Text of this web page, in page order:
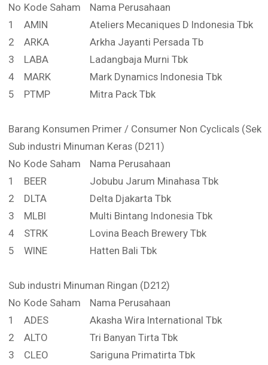
No Kode Saham
Nama Perusahaan
1
AMIN
Ateliers Mecaniques D Indonesia Tbk
2
ARKA
Arkha Jayanti Persada Tb
3
LABA
Ladangbaja Murni Tbk
4
MARK
Mark Dynamics Indonesia Tbk
5
PTMP Mitra Pack Tbk
Barang Konsumen Primer / Consumer Non Cyclicals
Sub industri Minuman Keras (D211)
No Kode Saham
Nama Perusahaan
1
BEER
Jobubu Jarum Minahasa Tbk
2
DLTA
Delta Djakarta Tbk
3
MLBI
Multi Bintang Indonesia Tbk
4
STRK
Lovina Beach Brewery Tbk
5
WINE Hatten Bali Tbk
Sub industri Minuman Ringan (D212)
No Kode Saham
Nama Perusahaan
1
ADES
Akasha Wira International Tbk
2
ALTO
Tri Banyan Tirta Tbk
3
CLEO
Sariguna Primatirta Tbk